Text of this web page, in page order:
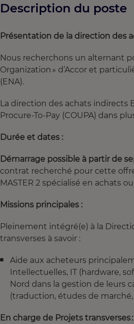
Description du poste
Présentation de la direction des
Nous recherchons un alternant
Organization » d’Accor et
(ENA).
La direction des achats indirects
Procure-To-Pay (COUPA) dans
Durée et dates :
Démarrage possible à partir de
contrat recherché pour cette
MASTER 2 spécialisé en achats ou
Missions principales :
Pleinement intégré(e) à la
transverses à savoir :
Aide aux acheteurs
Intellectuelles, IT (hardware,
Nord dans la gestion de leurs
(traduction, études de
En charge de Projets transverses :